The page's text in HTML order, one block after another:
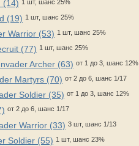
(14) 1 шт, шанс 25%
(19) 1 шт, шанс 25%
Warrior (53) 1 шт, шанс 25%
(77) 1 шт, шанс 25%
Archer (63) от 1 до 3, шанс 12%
Martyrs (70) от 2 до 6, шанс 1/17
Soldier (35) от 1 до 3, шанс 12%
от 2 до 6, шанс 1/17
Warrior (33) 3 шт, шанс 1/13
Soldier (55) 1 шт, шанс 23%